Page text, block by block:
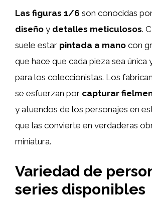
Las figuras 1/6 son conocidas
diseño y detalles meticulosos.
suele estar pintada a mano con
que hace que cada pieza sea única
para los coleccionistas. Los
se esfuerzan por capturar
y atuendos de los personajes en
que las convierte en verdaderas
miniatura.
Variedad de
series disponibles